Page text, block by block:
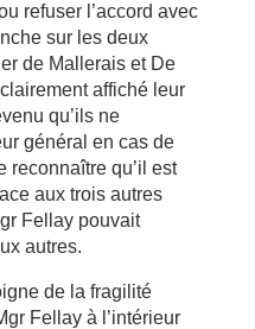
refuser l’accord avec
sur les deux
de Mallerais et De
affiché leur
qu’ils ne
général en cas de
reconnaître qu’il est
aux trois autres
Fellay pouvait
autres.
de la fragilité
Fellay à l’intérieur